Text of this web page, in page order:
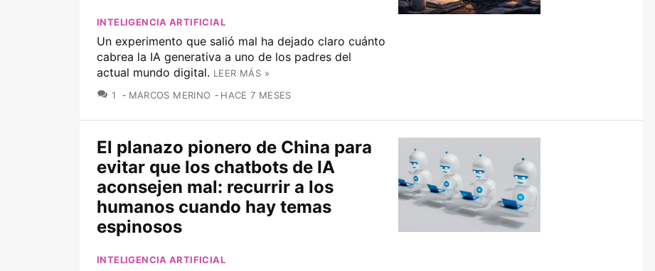
INTELIGENCIA ARTIFICIAL
Un experimento que salió mal ha dejado claro cuánto
cabrea la IA generativa a uno de los padres del
actual mundo digital. LEER MÁS »
1
COMENTARIOS
MARCOS MERINO HACE 7 MESES
El planazo pionero de China para
evitar que los chatbots de IA
aconsejen mal: recurrir a los
humanos cuando hay temas
espinosos
INTELIGENCIA ARTIFICIAL